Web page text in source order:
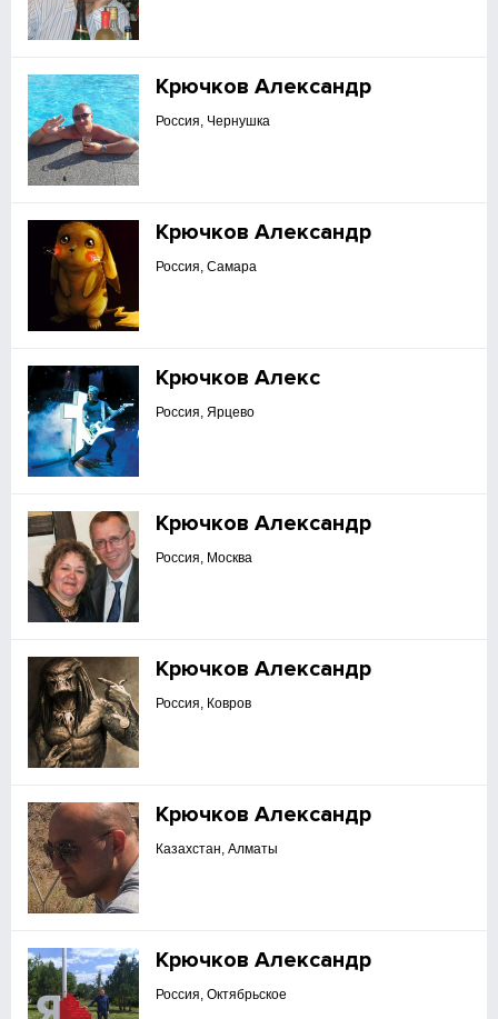
Крючков Александр
Россия, Чернушка
Крючков Александр
Россия, Самара
Крючков Алекс
Россия, Ярцево
Крючков Александр
Россия, Москва
Крючков Александр
Россия, Ковров
Крючков Александр
Казахстан, Алматы
Крючков Александр
Россия, Октябрьское